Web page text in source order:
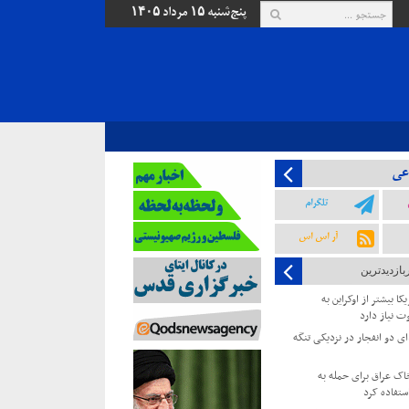
پنج‌شنبه ۱۵ مرداد ۱۴۰۵
تلگرام
آر اس اس
بیشتر از اوکراین به
نیاز دارد
دو انفجار در نزدیکی تنگه
عراق برای حمله به
کرد